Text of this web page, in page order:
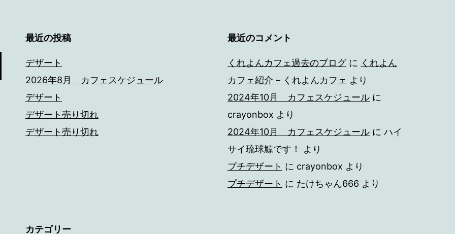
最近の投稿
デザート
2026年8月 カフェスケジュール
デザート
デザート売り切れ
デザート売り切れ
最近のコメント
くれよんカフェ過去のブログに くれよん
カフェ紹介 – くれよんカフェ より
2024年10月 カフェスケジュール に
crayonbox より
2024年10月 カフェスケジュール に ハイ
サイ琉球鯨です！
より
プチデザート に crayonbox より
プチデザート に たけちゃん666 より
カテゴリー